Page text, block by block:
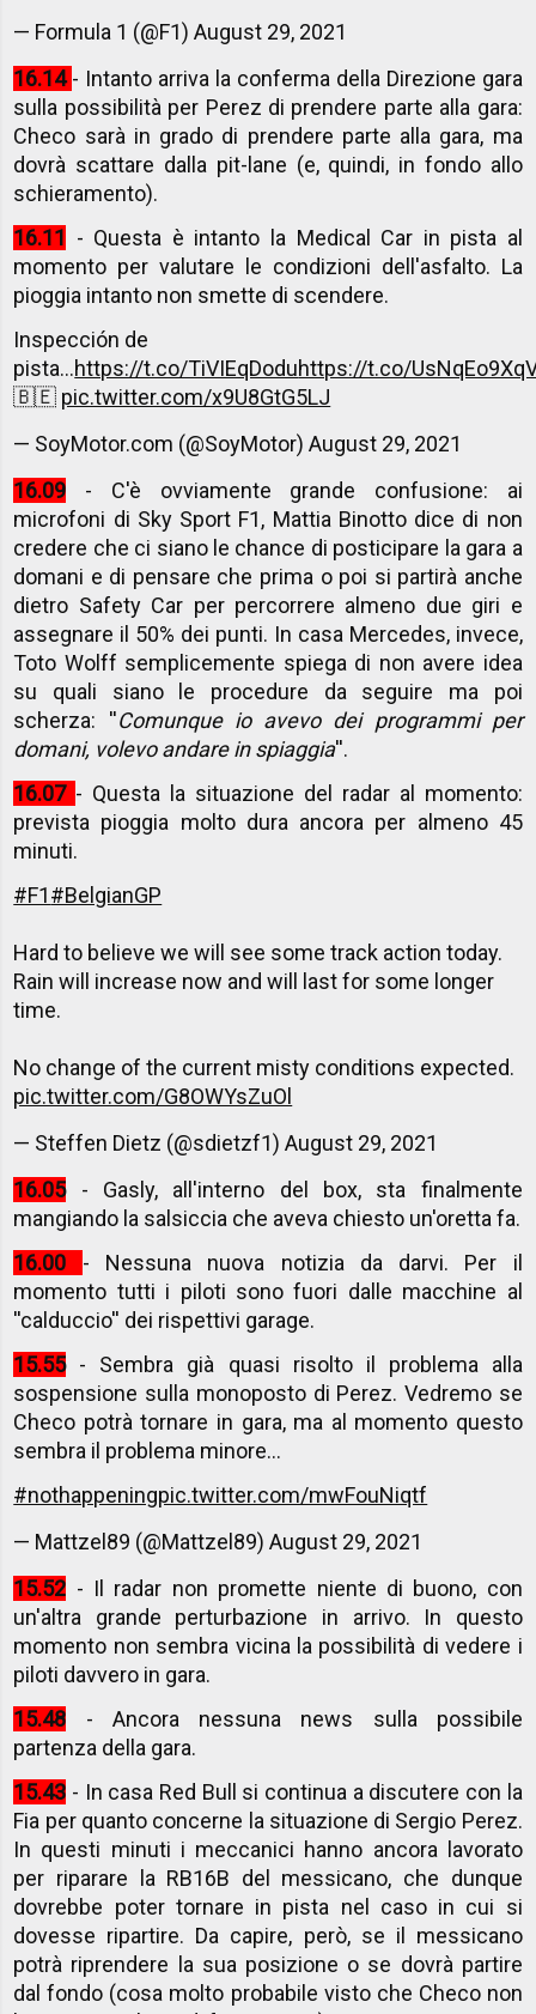
— Formula 1 (@F1)August 29, 2021
16.14- Intanto arriva la conferma della Direzione gara
sulla possibilità per Perez di prendere parte alla gara:
Checo sarà in grado di prendere parte alla gara, ma
dovrà scattare dalla pit-lane (e, quindi, in fondo allo
schieramento).
16.11
- Questa è intanto la Medical Car in pista al
momento per valutare le condizioni dell'asfalto. La
pioggia intanto non smette di scendere.
Inspección de
pista...https://t.co/TiVIEqDoduhttps://t.co/
🇧🇪 pic.twitter.com/x9U8GtG5LJ
— SoyMotor.com (@SoyMotor)August 29, 2021
16.09 - C'è ovviamente grande confusione: ai
microfoni di Sky Sport F1, Mattia Binotto dice di non
credere che ci siano le chance di posticipare la gara a
domani e di pensare che prima o poi si partirà anche
dietro Safety Car per percorrere almeno due giri e
assegnare il 50% dei punti. In casa Mercedes, invece,
Toto Wolff semplicemente spiega di non avere idea
su quali siano le procedure da seguire ma poi
scherza: ''Comunque io avevo dei programmi per
domani, volevo andare in spiaggia''.
16.07 - Questa la situazione del radar al momento:
prevista pioggia molto dura ancora per almeno 45
minuti.
#F1#BelgianGP
Hard to believe we will see some track action today.
Rain will increase now and will last for some longer
time.
No change of the current misty conditions expected.
pic.twitter.com/G8OWYsZuOl
— Steffen Dietz (@sdietzf1)August 29, 2021
16.05- Gasly, all'interno del box, sta finalmente
mangiando la salsiccia che aveva chiesto un'oretta fa.
16.00 - Nessuna nuova notizia da darvi. Per il
momento tutti i piloti sono fuori dalle macchine al
''calduccio'' dei rispettivi garage.
15.55- Sembra già quasi risolto il problema alla
sospensione sulla monoposto di Perez. Vedremo se
Checo potrà tornare in gara, ma al momento questo
sembra il problema minore...
#nothappeningpic.twitter.com/mwFouNiqtf
— Mattzel89 (@Mattzel89)August 29, 2021
15.52 - Il radar non promette niente di buono, con
un'altra grande perturbazione in arrivo. In questo
momento non sembra vicina la possibilità di vedere i
piloti davvero in gara.
15.48 - Ancora nessuna news sulla possibile
partenza della gara.
15.43 - In casa Red Bull si continua a discutere con la
Fia per quanto concerne la situazione di Sergio Perez.
In questi minuti i meccanici hanno ancora lavorato
per riparare la RB16B del messicano, che dunque
dovrebbe poter tornare in pista nel caso in cui si
dovesse ripartire. Da capire, però, se il messicano
potrà riprendere la sua posizione o se dovrà partire
dal fondo (cosa molto probabile visto che Checo non